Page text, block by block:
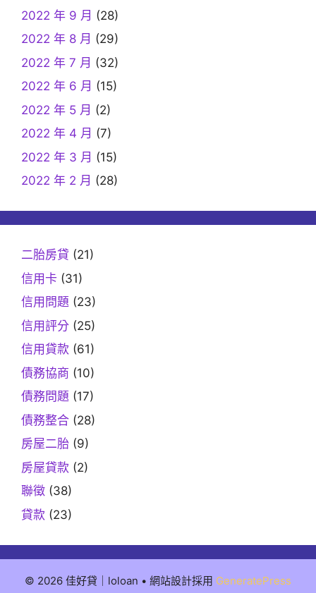
2022 年 9 月 (28)
2022 年 8 月 (29)
2022 年 7 月 (32)
2022 年 6 月 (15)
2022 年 5 月 (2)
2022 年 4 月 (7)
2022 年 3 月 (15)
2022 年 2 月 (28)
二胎房貸 (21)
信用卡 (31)
信用問題 (23)
信用評分 (25)
信用貸款 (61)
債務協商 (10)
債務問題 (17)
債務整合 (28)
房屋二胎 (9)
房屋貸款 (2)
聯徵 (38)
貸款 (23)
© 2026 佳好貸｜loloan • 網站設計採用 GeneratePress